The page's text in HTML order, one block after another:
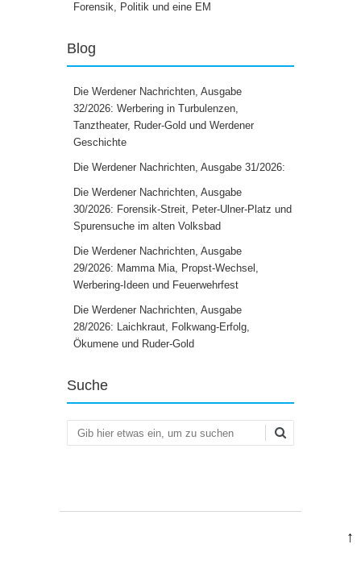
Forensik, Politik und eine EM
Blog
Die Werdener Nachrichten, Ausgabe
32/2026: Werbering in Turbulenzen,
Tanztheater, Ruder-Gold und Werdener
Geschichte
Die Werdener Nachrichten, Ausgabe 31/2026:
Die Werdener Nachrichten, Ausgabe
30/2026: Forensik-Streit, Peter-Ulner-Platz und
Spurensuche im alten Volksbad
Die Werdener Nachrichten, Ausgabe
29/2026: Mamma Mia, Propst-Wechsel,
Werbering-Ideen und Feuerwehrfest
Die Werdener Nachrichten, Ausgabe
28/2026: Laichkraut, Folkwang-Erfolg,
Ökumene und Ruder-Gold
Suche
Suchen
↑